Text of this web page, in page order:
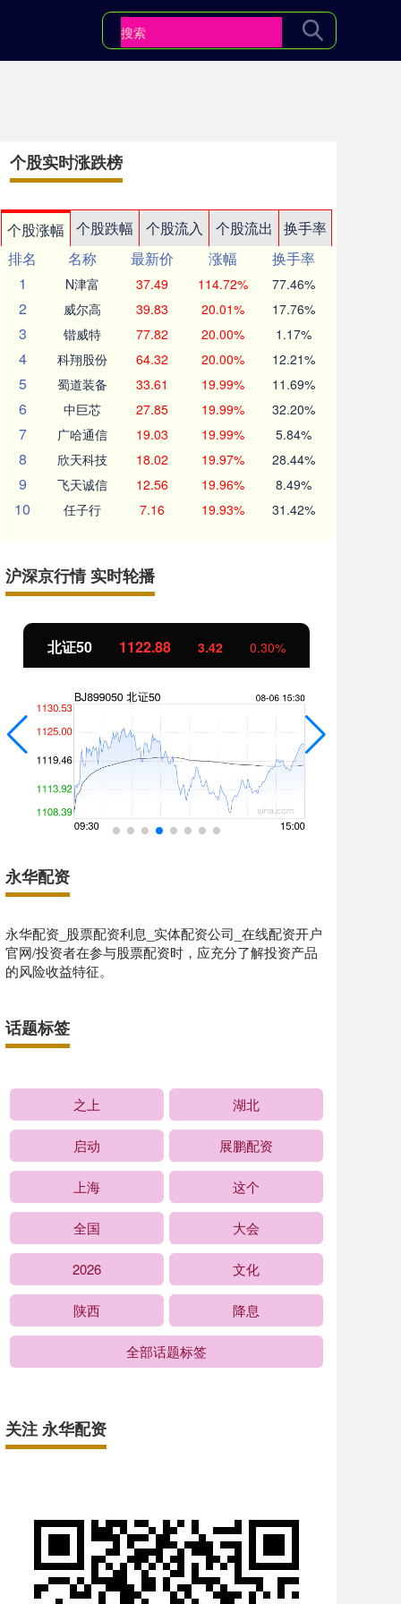
个股实时涨跌榜
个股涨幅 个股跌幅 个股流入 个股流出
换手率
排名
名称 最新价 涨幅
换手率
1
N津富 37.49 114.72% 77.46%
2 威尔高 39.83 20.01% 17.76%
3 锴威特 77.82 20.00% 1.17%
4 科翔股份 64.32 20.00% 12.21%
5 蜀道装备 33.61 19.99% 11.69%
6 中巨芯 27.85 19.99% 32.20%
7 广哈通信 19.03 19.99% 5.84%
8 欣天科技 18.02 19.97% 28.44%
9 飞天诚信 12.56 19.96% 8.49%
10 任子行 7.16 19.93% 31.42%
沪深京行情 实时轮播
北证50 1122.88 3.42 0.30%
永华配资
永华配资_股票配资利息_实体配资公司_在线配资开户
官网/投资者在参与股票配资时，应充分了解投资产品
的风险收益特征。
话题标签
之上 湖北
启动 展鹏配资
上海 这个
全国 大会
2026 文化
陕西 降息
全部话题标签
关注 永华配资